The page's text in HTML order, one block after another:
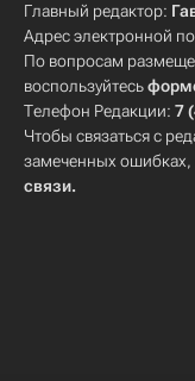
Главный редактор:
Адрес электронной
По вопросам
воспользуйтесь
Телефон Редакции: 7
Чтобы связаться с
замеченных ошибках,
связи.